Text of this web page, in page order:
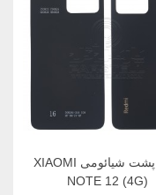
درب پشت شیائومی XIAOMI
NOTE 12 (4G)